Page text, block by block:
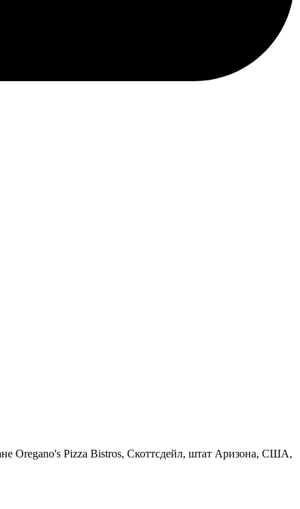
Oregano's Pizza Bistros, Скоттсдейл, штат Аризона, США,